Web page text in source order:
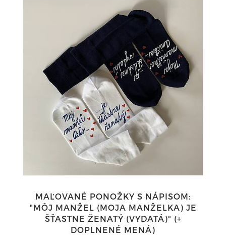
MAĽOVANÉ PONOŽKY S NÁPISOM:
"MÔJ MANŽEL (MOJA MANŽELKA) JE
ŠŤASTNE ŽENATÝ (VYDATÁ)" (+
DOPLNENÉ MENÁ)